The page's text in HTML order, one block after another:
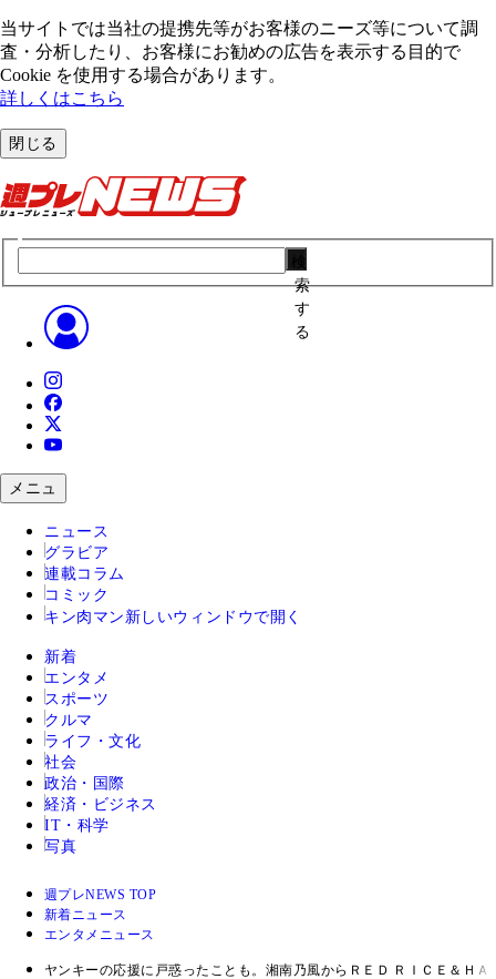
当サイトでは当社の提携先等がお客様のニーズ等について調
査・分析したり、お客様にお勧めの広告を表⽰する⽬的で
Cookie を使⽤する場合があります。
詳しくはこちら
閉じる
索
す
る
メニュ
ニュース
グラビア
連載コラム
コミック
キン肉マン 新しいウィンドウで開く
新着
エンタメ
スポーツ
クルマ
ライフ・文化
社会
政治・国際
経済・ビジネス
IT・科学
写真
週プレNEWS TOP
新着ニュース
エンタメニュース
ヤンキーの応援に戸惑ったことも。湘南乃風からＲＥＤ ＲＩＣＥ＆Ｈ